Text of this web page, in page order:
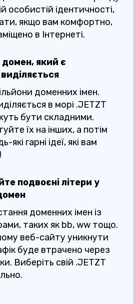
особистій ідентичності,
якщо вам комфортно,
в Інтернеті.
домен, який є
доменних імен.
в морі .JETZT
бути складними.
їх на інших, а потім
гарні ідеї, які вам
подвоєні літери у
доменних імен із
таких як bb, ww тощо.
веб-сайту уникнути
буде втрачено через
Виберіть свій .JETZT